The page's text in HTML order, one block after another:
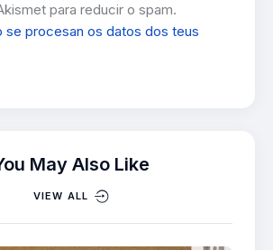
para reducir o spam.
se procesan os datos dos teus
May Also Like
VIEW ALL